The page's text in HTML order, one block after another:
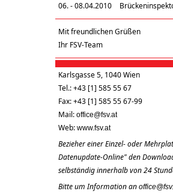
06. - 08.04.2010
Mit freundlichen Grüßen
Ihr FSV-Team
Karlsgasse 5, 1040 Wien
Tel.: +43 [1] 585 55 67
Fax: +43 [1] 585 55 67-99
Mail:office@fsv.at
Web:www.fsv.at
Bezieher einer Einzel- oder
Datenupdate-Online" den
selbständig innerhalb von 24
Bitte um Information an